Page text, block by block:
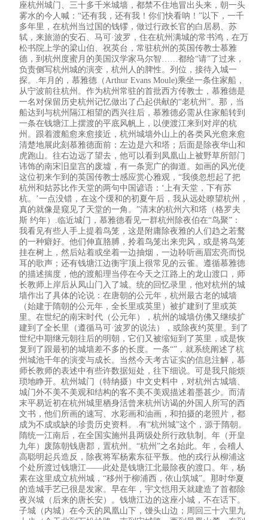
座杭州城门、三十多千米城墙，都禁不住地冒出头来，朝一头
雾水的今人喊：“还有我，还有我！你们快看呐！”以下，一千
多年里，在杭州当过国的钱镠，做过行政长官的白居易、苏
轼，来旅游的安石、马可·波罗，住在杭州满城的常书鸿，在万
松书院上学的梁山伯、祝英台，常驻杭州的英国传教士慕雅
德，到杭州度蜜月的美国汉学家马尔智……都给“请”了过来，
负责侧写杭州城的演变，杭州人的脾性。列位，接待入城一
探。.年月的，慕雅德（Arthur Evans Moule)乘坐一条住家船，
从宁波前往杭州。作为杭州常驻的首批西方传教士，慕雅德是
一名对保留历史杭州记忆做出了凸起供献的“老杭州”。那，当
船达到与杭州隔江相望的西兴往后，慕雅德必需从住家船转到
一条在钱塘江上摆渡的平底风帆上，以便渡江来到对岸的杭
州。跟着渡船愈来愈接近，杭州城墙外山上的各类风光愈来愈
清楚地展此刻慕雅德面前：左边是六和塔；后面是除夜华山和
虎跑山。往右边远了望去，他可以看到凤凰山上被野草所部门
讳饰的南宋旧皇宫的废墟，有一条宽广的御道。如画的风光使
这位初来乍到的英国传教士感应赏心雅观，“我倏忽想起了把
杭州和姑苏比作天堂的两句中国谚语：‘上有天堂，下有苏
杭。’一点没错，在这个缓和的初夏午后，我从远处瞭望杭州，
真的就像是窥见了天堂的一角。”清末的杭州六和塔（格罗夫
斯 约年）.临近城门，慕雅德看见一群杭州除夜伯在“鸟聚”：
我看见有些人手上提着鸟笼，这是附庸除夜雅的人们趋之若鹜
的一种癖好。他们伸直胳膊，拎着鸟笼出来兜风，或是将鸟笼
挂在树上，然后站着或坐着一边抽烟，一边聆听画眉宏亮而悦
耳的歌声；还有钱塘江边衡宇顶上很常见的云雀。遵循慕雅德
的描述揣度，他的渡船理当停在今天之江路上的龙山渡口，师
长教师上岸后从凤山门入了城。统的回忆录里，他对杭州的城
墙作出了具体的论说：在唐朝的公元年，杭州最古老的城墙
（始建于隋朝的公元年，全长里或英里）被扩建到了里或英
里。在世纪的南宋时代（公元年），杭州的城墙仿佛又继续扩
建到了全长里（遵循马可·波罗的说法），或除夜约英里。到了
世纪中期继元朝往后的明朝，它们又被缩短到了英里，或是恢
复到了跟最初的城墙差不多的长度。一条“”，就系统阐述了杭
州城池千年的演变与成长。当然今天考古证实的信息注解，慕
师长教师的表述中有些许数据短处，往下细说。可是我只能烦
琐地睁开。杭州城门（特纳摄）中文史料中，对杭州古城墙、
城门外不美不美观和结构的客不美不美观描述着墨甚少。而清
末平易近初在杭州城里栖身活曾来杭州访谒的外国人所写的西
文书，他们所画的速写、水彩画和油画，和拍摄的老照片，都
成为不成或缺的珍贵历史资料。.有“杭州城”这个，源于隋朝。
隋统一江南后，在全国实施州县两级处所行政轨制。年（开皇
九年）废陈朝钱唐郡，置杭州。“杭州”之名始此。年，会稽人
高聪明起兵造反，除夜将军杨素东征平叛。他的戎行从柳浦这
个处所渡过钱塘江——此处是钱塘江北最除夜的渡口。年，杨
素在这里成立杭州城，“移州于柳浦西，依山筑城”。那时华夏
的造城手艺已很是发家。早在年，宇文恺用天就建造了首都除
夜兴城（后来的唐长安）。钱塘江边的这座小城，不在话下。
子城（内城）在今天的凤凰山下，馒头山边；周回三十六里九